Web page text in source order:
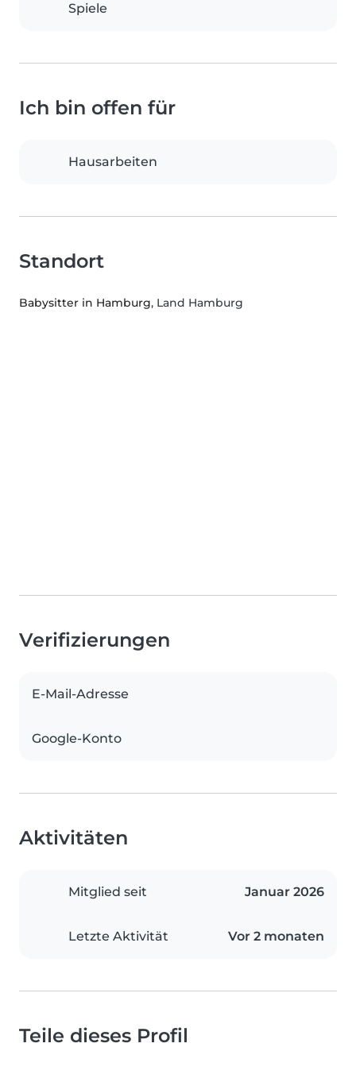
Spiele
Ich bin offen für
Hausarbeiten
Standort
Babysitter in Hamburg, Land Hamburg
Verifizierungen
E-Mail-Adresse
Google-Konto
Aktivitäten
Mitglied seit Januar 2026
Letzte Aktivität Vor 2 monaten
Teile dieses Profil